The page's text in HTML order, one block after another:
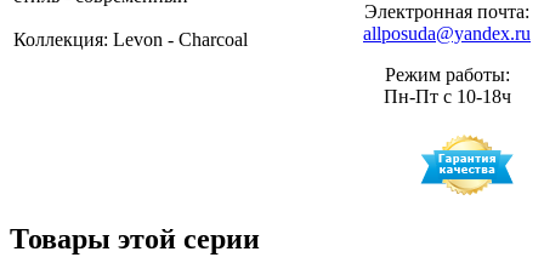
Коллекция: Levon - Charcoal
Электронная почта:
allposuda@yandex.ru
Режим работы:
Пн-Пт с 10-18ч
Товары этой серии